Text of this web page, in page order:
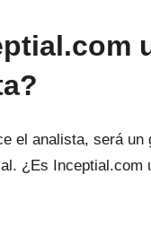
el analista, será un
¿Es Inceptial.com